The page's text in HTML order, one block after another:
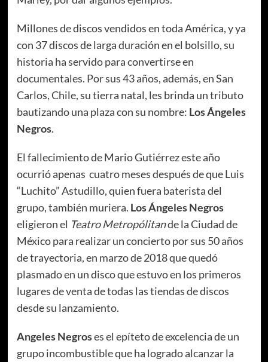
Millones de discos vendidos en toda América, y ya
con 37 discos de larga duración en el bolsillo, su
historia ha servido para convertirse en
documentales. Por sus 43 años, además, en San
Carlos, Chile, su tierra natal, les brinda un tributo
bautizando una plaza con su nombre: Los Ángeles
Negros.
El fallecimiento de Mario Gutiérrez este año
ocurrió apenas cuatro meses después de que Luis
“Luchito” Astudillo, quien fuera baterista del
grupo, también muriera. Los Ángeles Negros
eligieron el Teatro Metropólitande la Ciudad de
México para realizar un concierto por sus 50 años
de trayectoria, en marzo de 2018 que quedó
plasmado en un disco que estuvo en los primeros
lugares de venta de todas las tiendas de discos
desde su lanzamiento.
Angeles Negroses el epíteto de excelencia de un
grupo incombustible que ha logrado alcanzar la